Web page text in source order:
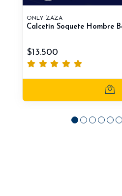
ONLY ZAZA
Calcetín Soquete Hombre
$13.500